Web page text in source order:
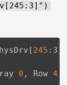
[ 245 :3]
0 , Row 4